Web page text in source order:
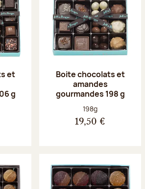
et
g
Boite chocolats et
amandes
gourmandes 198 g
Poids net :
198g
19,50 €